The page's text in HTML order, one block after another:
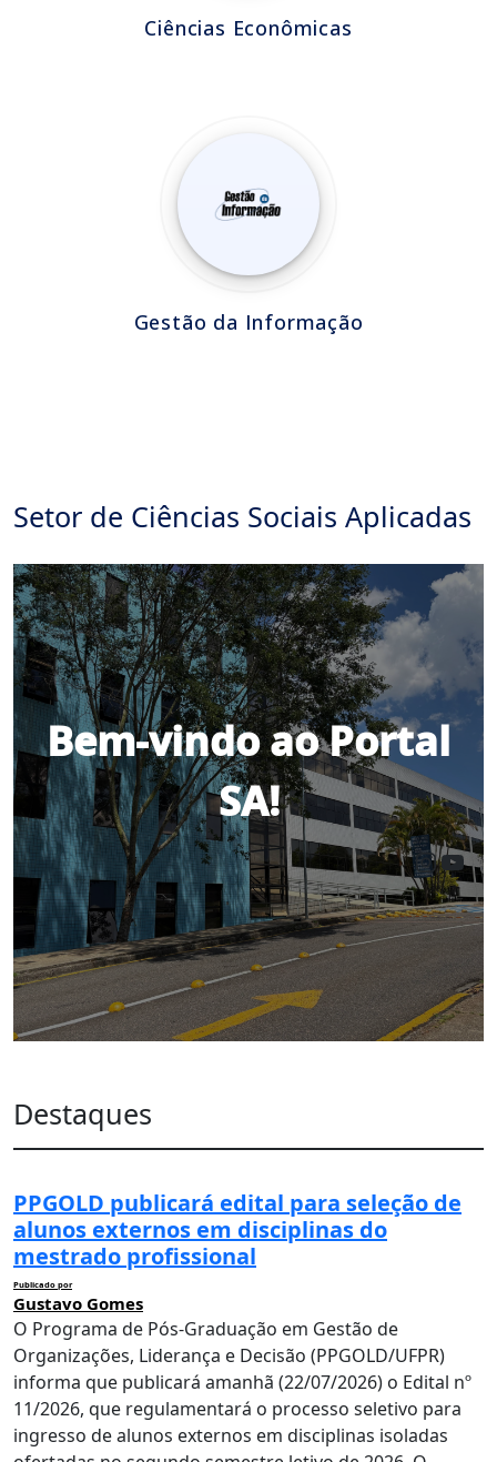
Ciências Econômicas
Gestão da Informação
Setor de Ciências Sociais Aplicadas
Bem-vindo ao Portal
SA!
Destaques
PPGOLD publicará edital para seleção de
alunos externos em disciplinas do
mestrado profissional
Publicado por
Gustavo Gomes
O Programa de Pós-Graduação em Gestão de
Organizações, Liderança e Decisão (PPGOLD/UFPR)
informa que publicará amanhã (22/07/2026) o Edital nº
11/2026, que regulamentará o processo seletivo para
ingresso de alunos externos em disciplinas isoladas